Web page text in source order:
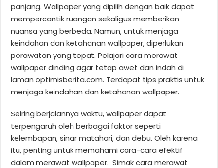
panjang. Wallpaper yang dipilih dengan baik dapat
mempercantik ruangan sekaligus memberikan
nuansa yang berbeda. Namun, untuk menjaga
keindahan dan ketahanan wallpaper, diperlukan
perawatan yang tepat. Pelajari cara merawat
wallpaper dinding agar tetap awet dan indah di
laman optimisberita.com. Terdapat tips praktis untuk
menjaga keindahan dan ketahanan wallpaper.
Seiring berjalannya waktu, wallpaper dapat
terpengaruh oleh berbagai faktor seperti
kelembapan, sinar matahari, dan debu. Oleh karena
itu, penting untuk memahami cara-cara efektif
dalam merawat wallpaper. Simak cara merawat